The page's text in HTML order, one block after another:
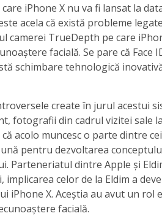
iPhone X nu va fi lansat la
acela că există probleme
camerei TrueDepth pe care
facială. Se pare că Face
schimbare tehnologică
create în jurul acestui
fotografii din cadrul vizitei sale
că acolo muncesc o parte dintre
pentru dezvoltarea
Parteneriatul dintre Apple și
implicarea celor de la Eldim a
iPhone X. Aceștia au avut un rol
facială.